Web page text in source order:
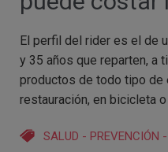
El perfil del rider es el de
y 35 años que reparten, a
productos de todo tipo de
restauración, en bicicleta o
SALUD - PREVENCIÓN -